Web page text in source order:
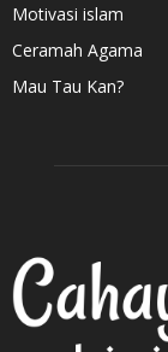
Motivasi islam
Ceramah Agama
Mau Tau Kan?